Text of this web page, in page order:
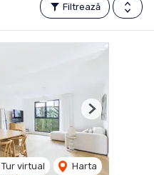
Filtrează
Tur virtual Harta
Next